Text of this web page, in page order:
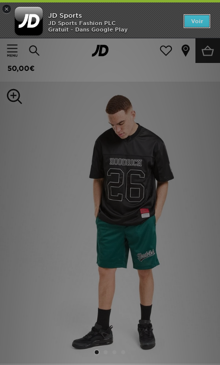
×
JD Sports
JD Sports Fashion PLC
Gratuit - Dans Google Play
Voir
Accueil
Homme Vêtements Homme Shorts
Hoodrich Short Stade Mesh
50,00€
Accueil
Nouveautés
Enfant